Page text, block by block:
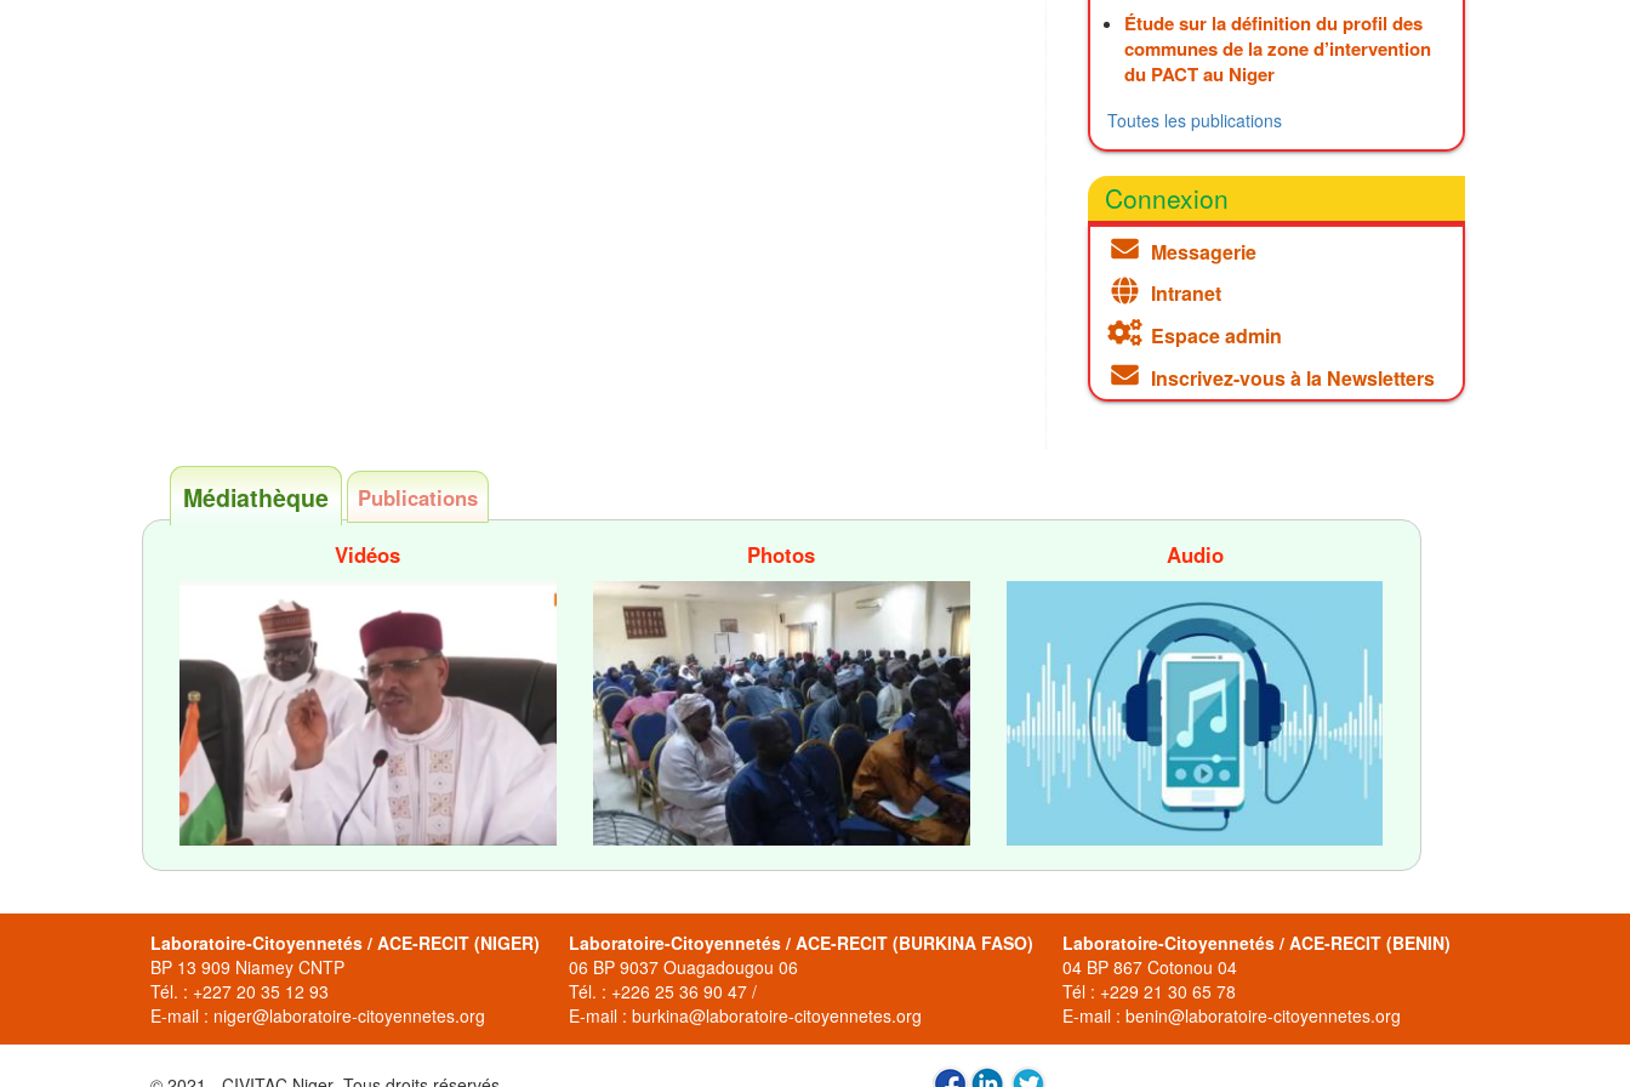
Étude sur la définition du profil des
communes de la zone d’intervention
du PACT au Niger
Toutes les publications
Connexion
Messagerie
Intranet
Espace admin
Inscrivez-vous à la Newsletters
Médiathèque
Publications
Vidéos
Photos Audio
Laboratoire-Citoyennetés / ACE-RECIT (NIGER)
BP 13 909 Niamey CNTP
Tél. : +227 20 35 12 93
E-mail : niger@laboratoire-citoyennetes.org
Laboratoire-Citoyennetés / ACE-RECIT (BURKINA FASO)
06 BP 9037 Ouagadougou 06
Tél. : +226 25 36 90 47 /
E-mail : burkina@laboratoire-citoyennetes.org
Laboratoire-Citoyennetés / ACE-RECIT (BENIN)
04 BP 867 Cotonou 04
Tél : +229 21 30 65 78
E-mail : benin@laboratoire-citoyennetes.org